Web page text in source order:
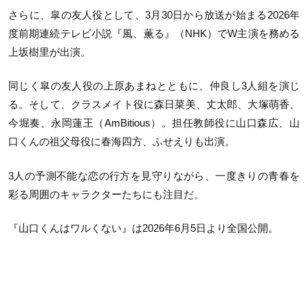
さらに、皐の友人役として、3月30日から放送が始まる2026年
度前期連続テレビ小説『風、薫る』（NHK）でW主演を務める
上坂樹里が出演。
同じく皐の友人役の上原あまねとともに、仲良し3人組を演じ
る。そして、クラスメイト役に森日菜美、丈太郎、大塚萌香、
今堀奏、永岡蓮王（AmBitious）。担任教師役に山口森広、山
口くんの祖父母役に春海四方、ふせえりも出演。
3人の予測不能な恋の行方を見守りながら、一度きりの青春を
彩る周囲のキャラクターたちにも注目だ。
『山口くんはワルくない』は2026年6月5日より全国公開。